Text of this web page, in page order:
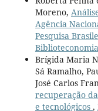
Moreno,
Agência
Pesquisa
Brígida Maria
Sá Ramalho,
José Carlos
recuperação
e tecnológicos ,